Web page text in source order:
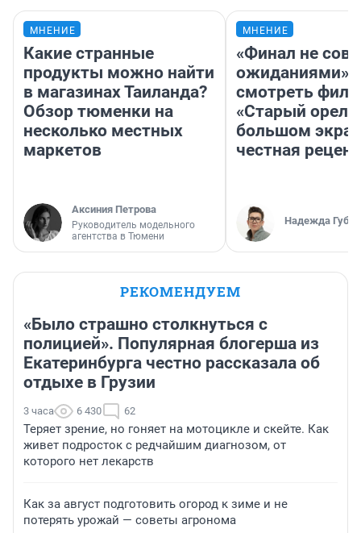
МНЕНИЕ
Какие странные
продукты можно найти
в магазинах Таиланда?
Обзор тюменки на
несколько местных
маркетов
Аксиния Петрова
Руководитель модельного
агентства в Тюмени
МНЕНИЕ
«Финал не
ожиданиями»:
смотреть
«Старый орел»
большом
честная
Надежда
РЕКОМЕНДУЕМ
«Было страшно столкнуться с
полицией». Популярная блогерша из
Екатеринбурга честно рассказала об
отдыхе в Грузии
3 часа 6 430 62
Теряет зрение, но гоняет на мотоцикле и скейте. Как
живет подросток с редчайшим диагнозом, от
которого нет лекарств
Как за август подготовить огород к зиме и не
потерять урожай — советы агронома